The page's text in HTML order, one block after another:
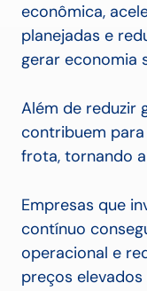
econômica,
planejadas e
gerar economia
Além de reduzir
contribuem
frota, tornando
Empresas que
contínuo
operacional e
preços